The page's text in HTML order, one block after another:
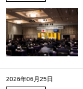
2026年06月25日